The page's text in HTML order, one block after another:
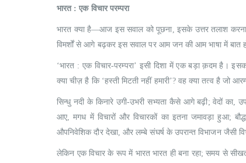
भारत : एक विचार परम्परा
भारत क्या है—आज इस सवाल को पूछना, इसके उत्तर तलाश
विमर्शों से आगे बढ़कर इस सवाल पर आम जन की आम भाषा में बात
‘भारत : एक विचार-परम्परा’ इसी दिशा में एक बड़ा क़दम है।
क्या चीज़ है कि ‘हस्ती मिटती नहीं हमारी’? वह क्या तत्व है
सिन्धु नदी के किनारे उगी-उभरी सभ्यता कैसे आगे बढ़ी; वेदों का,
आए, मगध में विचारों और विचारकों का इतना जमावड़ा हुआ;
औपनिवेशिक दौर देखा, और लम्बे संघर्ष के उपरान्त विभाजन जैसी
लेकिन एक विचार के रूप में भारत भारत ही बना रहा; समय से